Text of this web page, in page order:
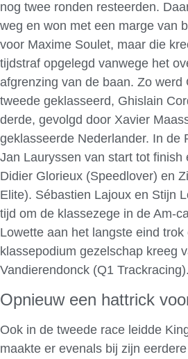
nog twee ronden resteerden.
weg en won met een marge van
voor Maxime Soulet, maar die
tijdstraf opgelegd vanwege het
afgrenzing van de baan. Zo werd
tweede geklasseerd, Ghislain
derde, gevolgd door Xavier
geklasseerde Nederlander. In de
Jan Lauryssen van start tot finish
Didier Glorieux (Speedlover) en
Elite). Sébastien Lajoux en Stijn
tijd om de klassezege in de Am-
Lowette aan het langste eind trok
klassepodium gezelschap kreeg
Vandierendonck (Q1 Trackracing).
Opnieuw een hattrick
Ook in de tweede race leidde
maakte er evenals bij zijn